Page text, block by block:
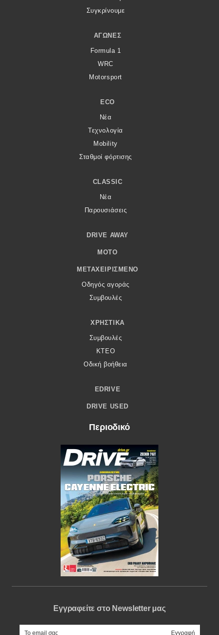
Συγκρίνουμε
ΑΓΏΝΕΣ
Formula 1
WRC
Motorsport
ECO
Νέα
Τεχνολογία
Mobility
Σταθμοί φόρτισης
CLASSIC
Νέα
Παρουσιάσεις
DRIVE AWAY
MOTO
ΜΕΤΑΧΕΙΡΙΣΜΈΝΟ
Οδηγός αγοράς
Συμβουλές
ΧΡΗΣΤΙΚΆ
Συμβουλές
ΚΤΕΟ
Οδική βοήθεια
EDRIVE
DRIVE USED
Περιοδικό
Εγγραφείτε στο Newsletter μας
e-mail